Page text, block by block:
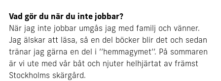
Vad gör du när du inte jobbar?
När jag inte jobbar umgås jag med familj och vänner.
Jag älskar att läsa, så en del böcker blir det och sedan
tränar jag gärna en del i ’’hemmagymet’’. På sommaren
är vi ute med vår båt och njuter helhjärtat av främst
Stockholms skärgård.